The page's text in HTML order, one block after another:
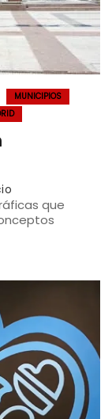
MUNICIPIOS
que